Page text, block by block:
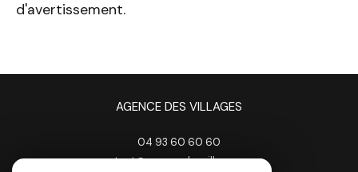
d'avertissement.
AGENCE DES VILLAGES
04 93 60 60 60
contact@agencedesvillages.com